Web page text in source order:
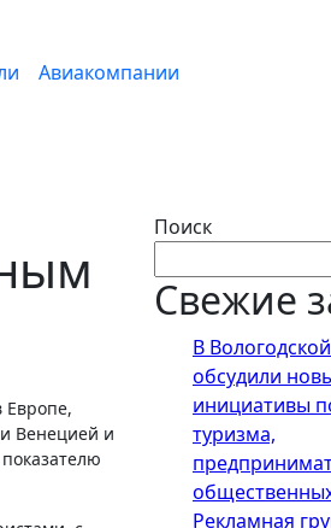
Авиакомпании
Венецией и
Поиск
Свежие
В
обсудили
инициативы
туризма,
Рекламная